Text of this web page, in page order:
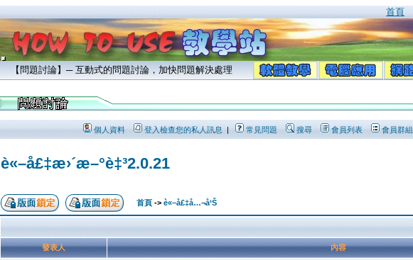
首頁
【問題討論】─ 互動式的問題討論，加快問題解決處理
個人資料 登入檢查您的私人訊息| 常見問題 搜尋 會員列表 會員群組
è«–å£‡æ›´æ–°è‡³2.0.21
首頁 -> è«–å£‡å…¬å‘Š
發表人 內容